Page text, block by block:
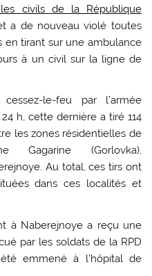
civils de la République
a de nouveau violé toutes
en tirant sur une ambulance
à un civil sur la ligne de
le-feu par l’armée
h, cette dernière a tiré 114
les zones résidentielles de
(Gorlovka),
Au total, ces tirs ont
dans ces localités et
à Naberejnoye a reçu une
par les soldats de la RPD
emmené à l’hôpital de